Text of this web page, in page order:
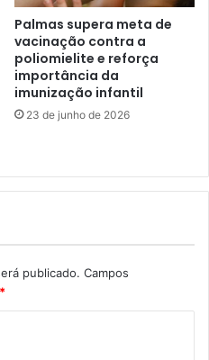
Palmas supera meta de
vacinação contra a
poliomielite e reforça
importância da
imunização infantil
23 de junho de 2026
publicado. Campos
*